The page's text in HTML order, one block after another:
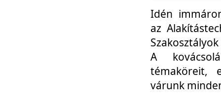
Idén
az
A
témaköreit,
várunk